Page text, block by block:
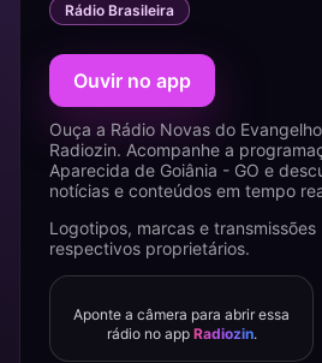
Rádio Brasileira
Ouvir no app
Ouça a Rádio Novas do
Radiozin. Acompanhe a
Aparecida de Goiânia - GO e
notícias e conteúdos em tempo
Logotipos, marcas e
respectivos proprietários.
Aponte a câmera para abrir essa
rádio no app Radiozin.